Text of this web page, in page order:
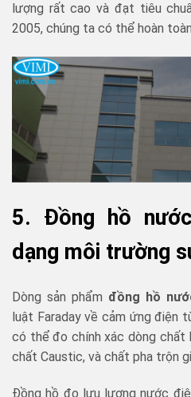
lượng rất cao và đạt tiêu
2005, chúng ta có thể hoàn
5. Đồng hồ
dạng môi trường
Dòng sản phẩm đồng hồ
luật Faraday về cảm ứng điện
có thể đo chính xác dòng chất
chất Caustic, và chất pha trộn
Đồng hồ đo lưu lượng nước